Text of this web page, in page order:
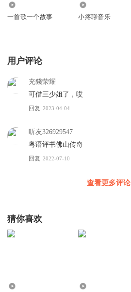
一首歌一个故事 小疼聊音乐
用户评论
充錢荣耀
可借三少姐了，哎
回复 2023-04-04
听友326929547
粤语评书佛山传奇
回复 2022-07-10
查看更多评论
猜你喜欢